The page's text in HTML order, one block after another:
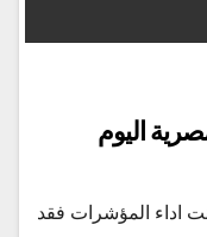
اليوم
اداء المؤشرات فقد